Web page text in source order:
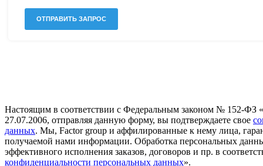
Настоящим в соответствии с Федеральным законом № 152-ФЗ
27.07.2006, отправляя данную форму, вы подтверждаете свое
данных. Мы, Factor group и аффилированные к нему лица,
получаемой нами информации. Обработка персональных
эффективного исполнения заказов, договоров и пр. в
конфиденциальности персональных данных».